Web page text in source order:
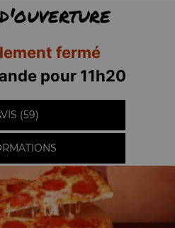
fermé
pour 11h20
(59)